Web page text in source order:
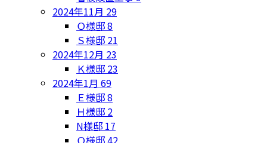
2024年11月 29
Ｏ様邸8
Ｓ様邸 21
2024年12月 23
Ｋ様邸 23
2024年1月 69
Ｅ様邸8
Ｈ様邸 2
N様邸 17